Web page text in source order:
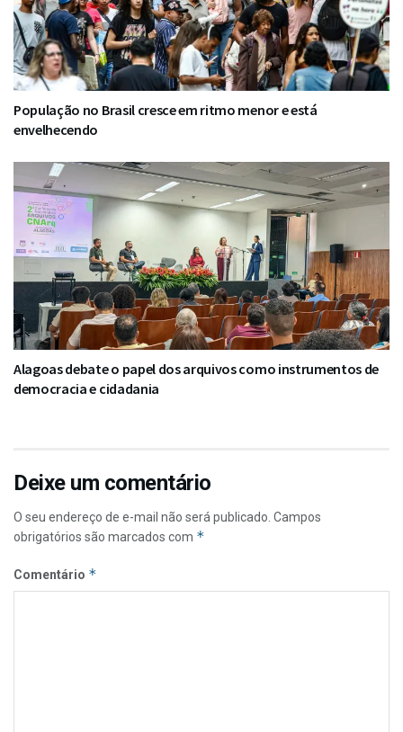
População no Brasil cresce em ritmo menor e está
envelhecendo
Alagoas debate o papel dos arquivos como instrumentos de
democracia e cidadania
Deixe um comentário
O seu endereço de e-mail não será publicado. Campos
obrigatórios são marcados com *
Comentário *